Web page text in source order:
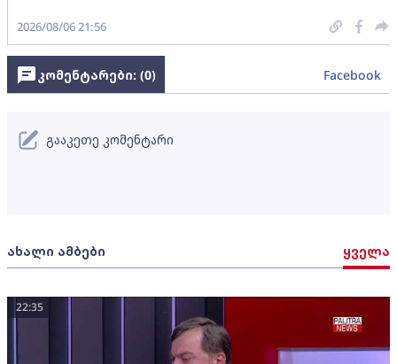
2026/08/06 21:56
ახალი ამბები ყველა
22:35
კომენტარები: (0) Facebook
გააკეთე კომენტარი